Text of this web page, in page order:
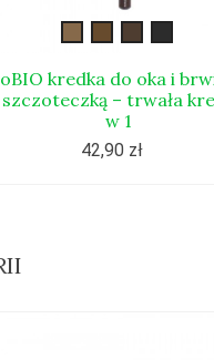
kredka do oka i
– trwała
w 1
42,90 zł